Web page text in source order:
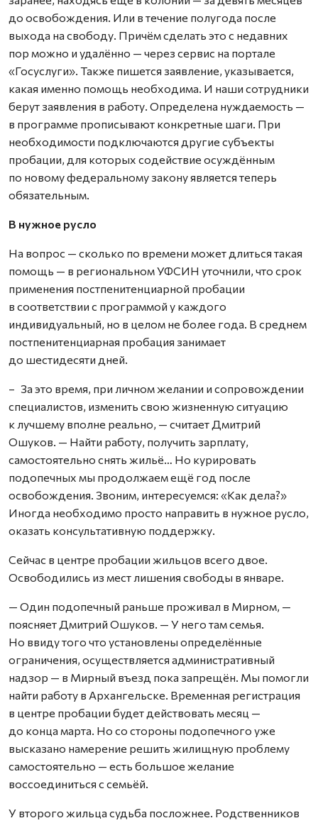
до освобождения. Или в течение полугода после
выхода на свободу. Причём сделать это с недавних
пор можно и удалённо — через сервис на портале
«Госуслуги». Также пишется заявление, указывается,
какая именно помощь необходима. И наши сотрудники
берут заявления в работу. Определена нуждаемость —
в программе прописывают конкретные шаги. При
необходимости подключаются другие субъекты
пробации, для которых содействие осуждённым
по новому федеральному закону является теперь
обязательным.
В нужное русло
На вопрос — сколько по времени может длиться такая
помощь — в региональном УФСИН уточнили, что срок
применения постпенитенциарной пробации
в соответствии с программой у каждого
индивидуальный, но в целом не более года. В среднем
постпенитенциарная пробация занимает
до шестидесяти дней.
– За это время, при личном желании и сопровождении
специалистов, изменить свою жизненную ситуацию
к лучшему вполне реально, — считает Дмитрий
Ошуков. — Найти работу, получить зарплату,
самостоятельно снять жильё… Но курировать
подопечных мы продолжаем ещё год после
освобождения. Звоним, интересуемся: «Как дела?»
Иногда необходимо просто направить в нужное русло,
оказать консультативную поддержку.
Сейчас в центре пробации жильцов всего двое.
Освободились из мест лишения свободы в январе.
— Один подопечный раньше проживал в Мирном, —
поясняет Дмитрий Ошуков. — У него там семья.
Но ввиду того что установлены определённые
ограничения, осуществляется административный
надзор — в Мирный въезд пока запрещён. Мы помогли
найти работу в Архангельске. Временная регистрация
в центре пробации будет действовать месяц —
до конца марта. Но со стороны подопечного уже
высказано намерение решить жилищную проблему
самостоятельно — есть большое желание
воссоединиться с семьёй.
У второго жильца судьба посложнее. Родственников